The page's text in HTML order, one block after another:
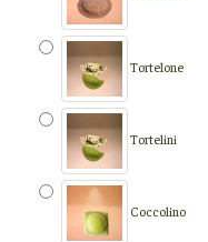
Tortelone
Tortelini
Coccolino